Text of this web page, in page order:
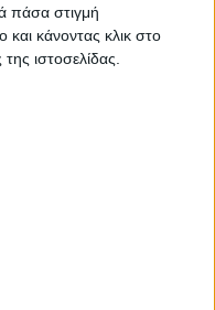
πάσα στιγμή
και κάνοντας κλικ στο
ιστοσελίδας.